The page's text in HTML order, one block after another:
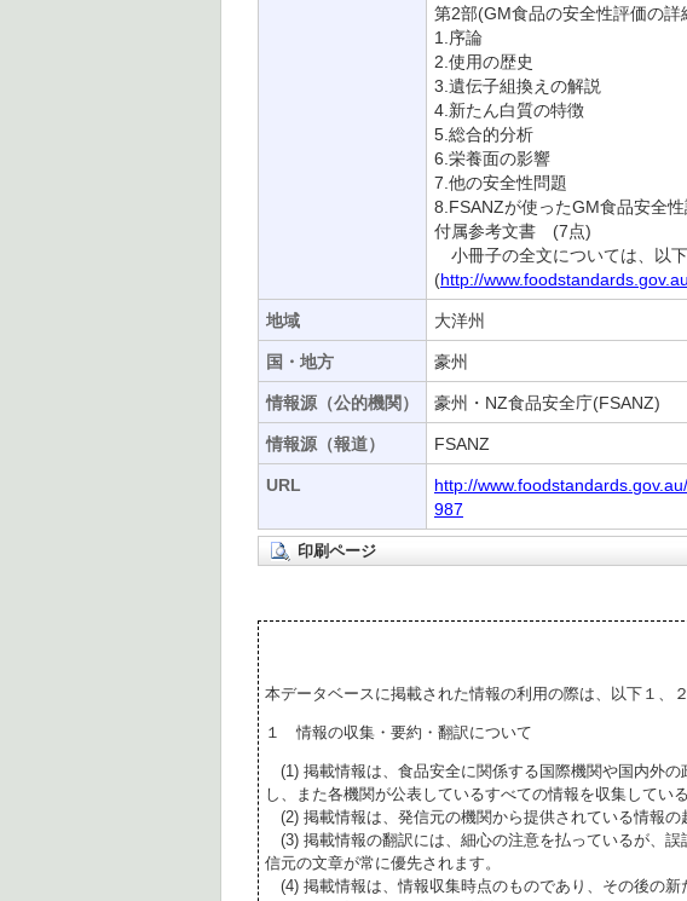
第2部(GM食品の安全性評価の詳
1.序論
2.使用の歴史
3.遺伝子組換えの解説
4.新たん白質の特徴
5.総合的分析
6.栄養面の影響
7.他の安全性問題
8.FSANZが使ったGM食品安全
付属参考文書 (7点)
小冊子の全文については、以下
(http://
地域 大洋州
国・地方 豪州
情報源（公的機関） 豪州・NZ食品安全庁(FSANZ)
情報源（報道） FSANZ
URL
http://
987
印刷ページ
本データベースに掲載された情報の利用の際は、以下１、
１ 情報の収集・要約・翻訳について
(1) 掲載情報は、食品安全に関係する国際機関や国内外
し、また各機関が公表しているすべての情報を収集してい
(2) 掲載情報は、発信元の機関から提供されている情報の
(3) 掲載情報の翻訳には、細心の注意を払っているが、
信元の文章が常に優先されます。
(4) 掲載情報は、情報収集時点のものであり、その後の